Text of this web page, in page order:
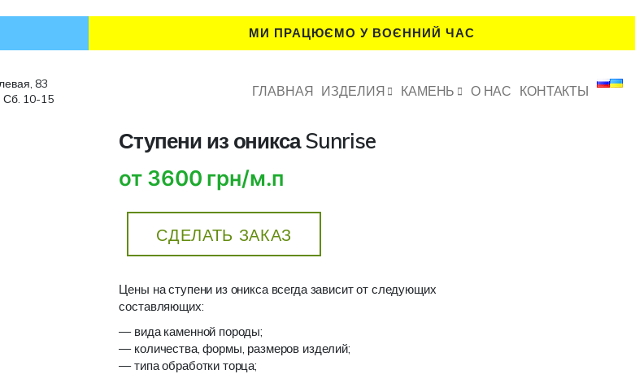
МИ ПРАЦЮЄМО У ВОЄННИЙ ЧАС
83
Сб. 10-15
ГЛАВНАЯ ИЗДЕЛИЯ КАМЕНЬ О НАС КОНТАКТЫ
Ступени из оникса Sunrise
от 3600 грн/м.п
СДЕЛАТЬ ЗАКАЗ
Цены на ступени из оникса всегда зависит от следующих
составляющих:
— вида каменной породы;
— количества, формы, размеров изделий;
— типа обработки торца;